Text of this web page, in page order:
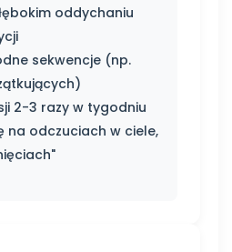
oddychaniu
sekwencje (np.
2-3 razy w tygodniu
na odczuciach w ciele,